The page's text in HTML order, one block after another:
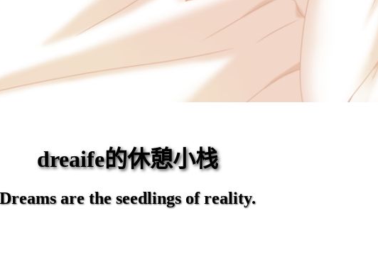
dreaife的休憩小栈
Dreams are the seedlings of reality.